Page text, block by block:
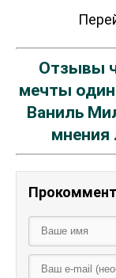
Отзывы
мечты
Ваниль
мнения